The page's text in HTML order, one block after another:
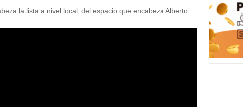
la lista a nivel local, del espacio que encabeza Alberto